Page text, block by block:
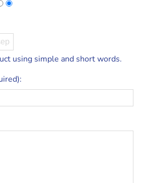
using simple and short words.